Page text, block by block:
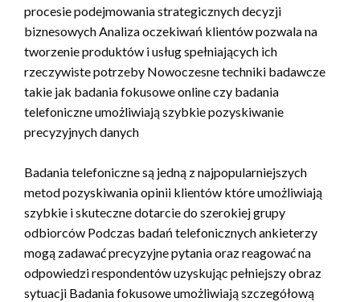
procesie podejmowania strategicznych decyzji
biznesowych Analiza oczekiwań klientów pozwala na
tworzenie produktów i usług spełniających ich
rzeczywiste potrzeby Nowoczesne techniki badawcze
takie jak badania fokusowe online czy badania
telefoniczne umożliwiają szybkie pozyskiwanie
precyzyjnych danych
Badania telefoniczne są jedną z najpopularniejszych
metod pozyskiwania opinii klientów które umożliwiają
szybkie i skuteczne dotarcie do szerokiej grupy
odbiorców Podczas badań telefonicznych ankieterzy
mogą zadawać precyzyjne pytania oraz reagować na
odpowiedzi respondentów uzyskując pełniejszy obraz
sytuacji Badania fokusowe umożliwiają szczegółową